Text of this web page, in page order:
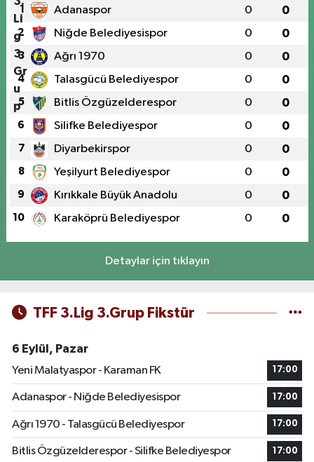
1 Adanaspor 0 0
2 Niğde Belediyesispor 0 0
3 Ağrı 1970 0 0
4 Talasgücü Belediyespor 0 0
5 Bitlis Özgüzelderespor 0 0
6 Silifke Belediyespor 0 0
7 Diyarbekirspor 0 0
8 Yeşilyurt Belediyespor 0 0
9 Kırıkkale Büyük Anadolu 0 0
10 Karaköprü Belediyespor 0 0
Detaylar için tıklayın
TFF 3.Lig 3.Grup Fikstür
6 Eylül, Pazar
Yeni Malatyaspor - Karaman FK
17:00
Adanaspor - Niğde Belediyesispor 17:00
Ağrı 1970 - Talasgücü Belediyespor 17:00
Bitlis Özgüzelderespor - Silifke Belediyespor 17:00